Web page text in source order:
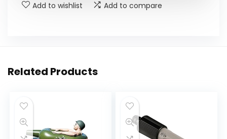
Add to wishlist Add to compare
Related Products